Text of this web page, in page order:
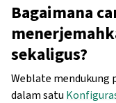
Bagaimana
sekaligus?
Weblate mendukung
dalam satu